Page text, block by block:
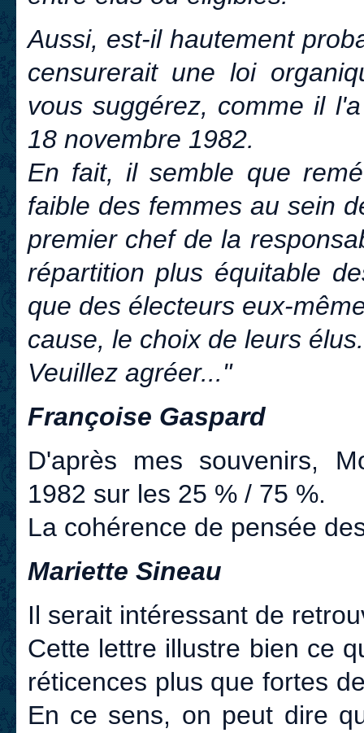
Aussi, est-il hautement
censurerait une loi
vous suggérez, comme il
18 novembre 1982.
En fait, il semble que
faible des femmes au sein
premier chef de la
répartition plus équitable
que des électeurs eux-
cause, le choix de leurs élus.
Veuillez agréer..."
Françoise Gaspard
D'après mes souvenirs,
1982 sur les 25 % / 75 %.
La cohérence de pensée
Mariette Sineau
Il serait intéressant de
Cette lettre illustre bien ce
réticences plus que fortes
En ce sens, on peut dire